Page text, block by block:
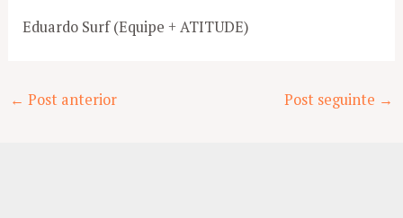
Eduardo Surf (Equipe + ATITUDE)
Post
← Post anterior Post seguinte →